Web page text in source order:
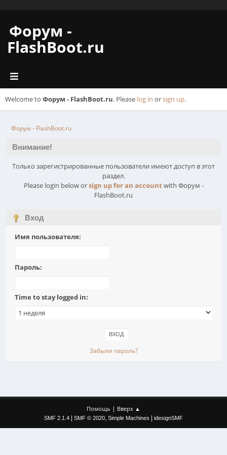
Форум -
FlashBoot.ru
Welcome to Форум - FlashBoot.ru. Please log in orsign up.
Форум - FlashBoot.ru
Внимание!
Только зарегистрированные пользователи имеют доступ в этот
раздел.
Please login below orsign up for an accountwith Форум -
FlashBoot.ru
Вход
Имя пользователя:
Пароль:
Time to stay logged in:
Забыли пароль?
Помощь | Вверх ▲
SMF 2.1.4 SMF © 2020, Simple Machines idesignSMF